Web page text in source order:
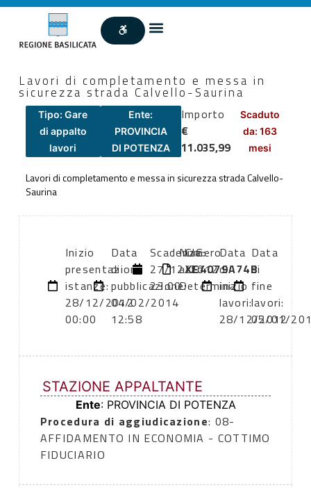
Lavori di completamento e messa in
sicurezza strada Calvello-Saurina
Tipo: Gare
di appalto
lavori
Ente:
PROVINCIA
DI POTENZA
Importo
€
11.035,99
Scaduto
da: 163
mesi
Lavori di completamento e messa in sicurezza strada Calvello-
Saurina
Inizio
presentazione
istanze:
28/12/2012
00:00
Data
di
pubblicazione:
04/02/2014
12:58
Scadenza:
27/12/2012
23:00
Numero
atto:
Determina
CIG:
XE4079A74B
Data
di
inizio
lavori:
28/12/2012
Data
di
fine
lavori:
05/01/
STAZIONE APPALTANTE
Ente: PROVINCIA DI POTENZA
Procedura di aggiudicazione: 08-
AFFIDAMENTO IN ECONOMIA - COTTIMO
FIDUCIARIO